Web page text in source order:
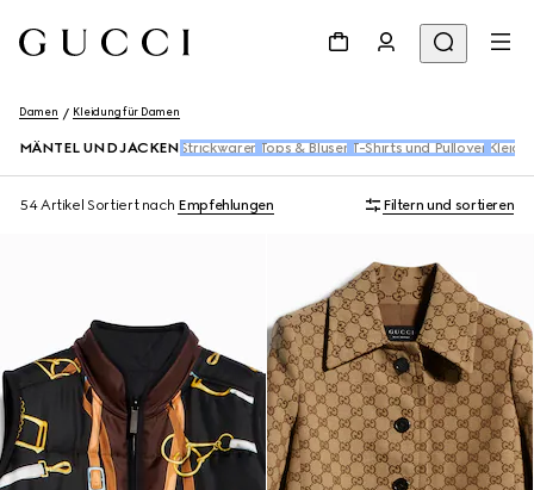
Damen Kleidung für Damen
MÄNTEL UND JACKEN Strickwaren Tops & Blusen​ T-Shirts und Pullover
54 Artikel Sortiert nach Empfehlungen Filtern und sortieren